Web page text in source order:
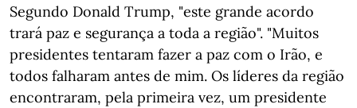
Segundo Donald Trump, "este grande acordo
trará paz e segurança a toda a região". "Muitos
presidentes tentaram fazer a paz com o Irão, e
todos falharam antes de mim. Os líderes da região
encontraram, pela primeira vez, um presidente